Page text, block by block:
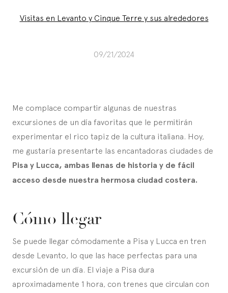
Visitas en Levanto y Cinque Terre y sus alrededores
09/21/2024
Me complace compartir algunas de nuestras
excursiones de un día favoritas que le permitirán
experimentar el rico tapiz de la cultura italiana. Hoy,
me gustaría presentarte las encantadoras ciudades de
Pisa y Lucca, ambas llenas de historia y de fácil
acceso desde nuestra hermosa ciudad costera.
Cómo llegar
Se puede llegar cómodamente a Pisa y Lucca en tren
desde Levanto, lo que las hace perfectas para una
excursión de un día. El viaje a Pisa dura
aproximadamente 1 hora, con trenes que circulan con